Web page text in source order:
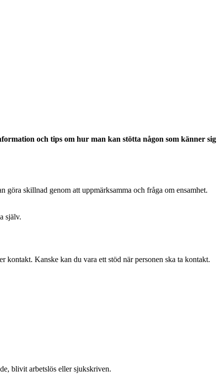
och tips om hur man kan stötta någon som känner sig
göra skillnad genom att uppmärksamma och fråga om ensamhet.
själv.
Kanske kan du vara ett stöd när personen ska ta kontakt.
blivit arbetslös eller sjukskriven.